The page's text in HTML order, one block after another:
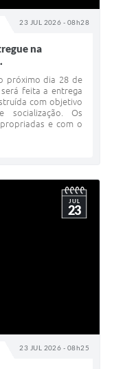
23 JUL 2026 - 08h28
na
próximo dia 28 de
feita a entrega
com objetivo
socialização. Os
e com o
23 JUL 2026 - 08h25
JUL
23